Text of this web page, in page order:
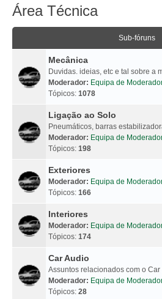
Área Técnica
Sub-fóruns
Mecânica
Duvidas. ideias, etc e tal sobre a
Moderador: Equipa de
Tópicos: 1078
Ligação ao Solo
Pneumáticos, barras
Moderador: Equipa de
Tópicos: 198
Exteriores
Moderador: Equipa de
Tópicos: 166
Interiores
Moderador: Equipa de
Tópicos: 174
Car Audio
Assuntos relacionados com o
Moderador: Equipa de
Tópicos: 28